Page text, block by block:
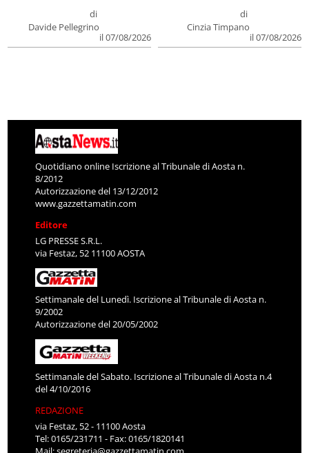
di
Davide Pellegrino
il 07/08/2026
di
Cinzia Timpano
il 07/08/2026
Quotidiano online Iscrizione al Tribunale di Aosta n.
8/2012
Autorizzazione del 13/12/2012
www.gazzettamatin.com
Editore
LG PRESSE S.R.L.
via Festaz, 52 11100 AOSTA
Settimanale del Lunedì. Iscrizione al Tribunale di Aosta n.
9/2002
Autorizzazione del 20/05/2002
Settimanale del Sabato. Iscrizione al Tribunale di Aosta n.4
del 4/10/2016
REDAZIONE
via Festaz, 52 - 11100 Aosta
Tel: 0165/231711 - Fax: 0165/1820141